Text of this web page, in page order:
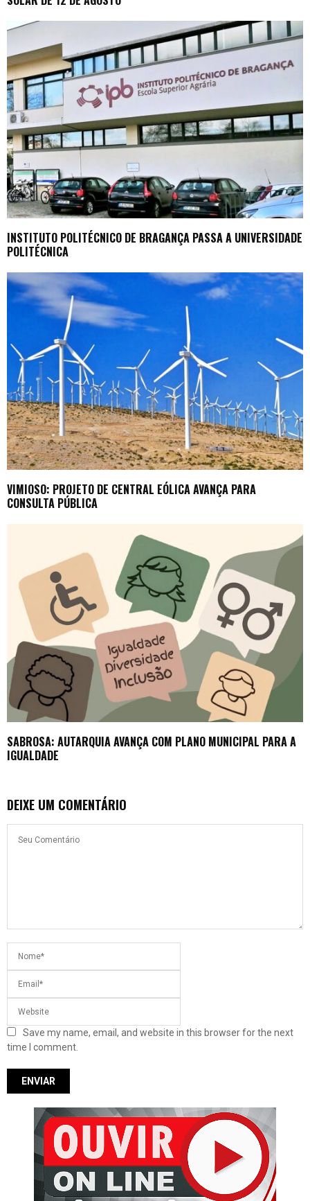
INSTITUTO POLITÉCNICO DE BRAGANÇA PASSA A UNIVERSIDADE
POLITÉCNICA
VIMIOSO: PROJETO DE CENTRAL EÓLICA AVANÇA PARA
CONSULTA PÚBLICA
SABROSA: AUTARQUIA AVANÇA COM PLANO MUNICIPAL PARA A
IGUALDADE
DEIXE UM COMENTÁRIO
Save my name, email, and website in this browser for the next
time I comment.